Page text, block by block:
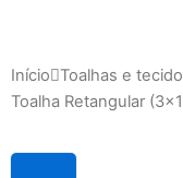
Início Toalhas e
Toalha Retangular